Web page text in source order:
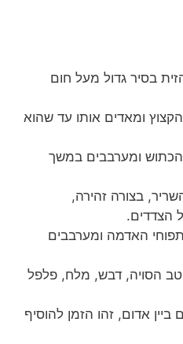
בסיר גדול מעל חום
ומאדים אותו עד שהוא
ומערבבים במשך
בצורה זהירה,
הצדדים.
האדמה ומערבבים
הסויה, דבש, מלח, פלפל
אדום, זהו הזמן להוסיף